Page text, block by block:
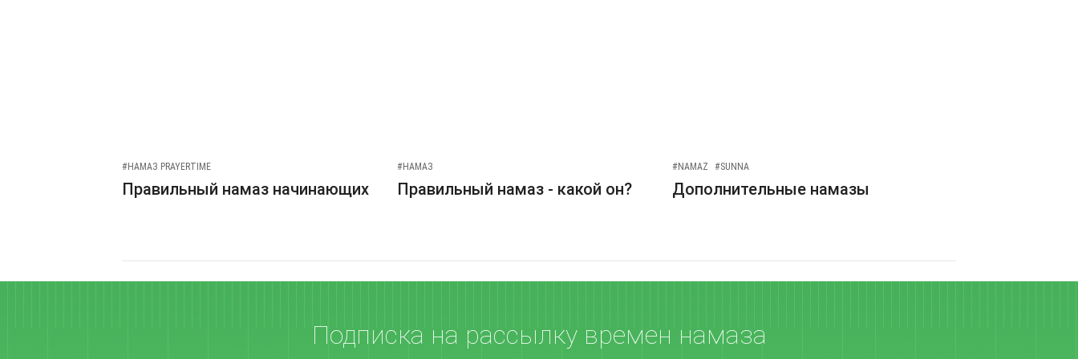
#НАМАЗ PRAYERTIME
Правильный намаз начинающих
#НАМАЗ
Правильный намаз - какой он?
#NAMAZ #SUNNA
Дополнительные намазы
Подписка на рассылку времен намаза